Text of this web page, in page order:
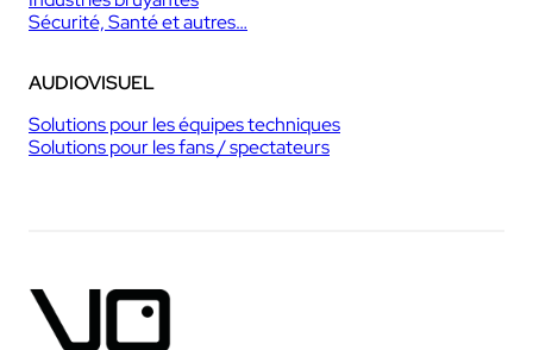
Sécurité, Santé et autres…
AUDIOVISUEL
Solutions pour les équipes techniques
Solutions pour les fans / spectateurs